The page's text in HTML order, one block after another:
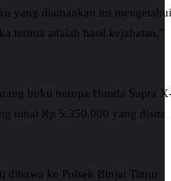
yang diamankan ini mengetahui
terima adalah hasil kejahatan,”
bukti berupa Honda Supra
tunai Rp 5.350.000 yang disita
dibawa ke Polsek Binjai Timur